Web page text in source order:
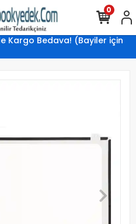
Kargo Bedava! (Bayiler için
0